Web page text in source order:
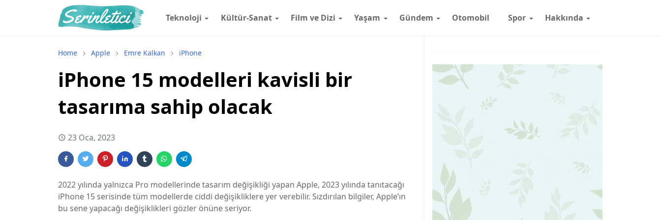
Teknoloji Kültür-Sanat Film ve Dizi Yaşam Gündem Otomobil Spor Hakkında
Home Apple Emre Kalkan iPhone
iPhone 15 modelleri kavisli bir
tasarıma sahip olacak
23 Oca, 2023
2022 yılında yalnızca Pro modellerinde tasarım değişikliği yapan Apple, 2023 yılında tanıtacağı
iPhone 15 serisinde tüm modellerde ciddi değişikliklere yer verebilir. Sızdırılan bilgiler, Apple’ın
bu sene yapacağı değişiklikleri gözler önüne seriyor.